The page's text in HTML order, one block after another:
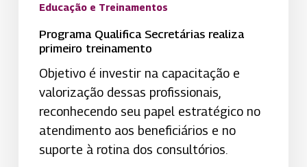
Educação e Treinamentos
Programa Qualifica Secretárias realiza
primeiro treinamento
Objetivo é investir na capacitação e
valorização dessas profissionais,
reconhecendo seu papel estratégico no
atendimento aos beneficiários e no
suporte à rotina dos consultórios.